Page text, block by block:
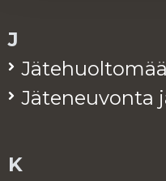
J
Jä­te­neu­von­ta
K